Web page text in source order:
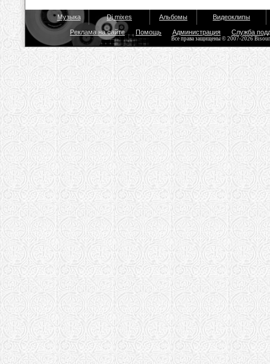
Музыка Dj mixes Альбомы Видеоклипы
Реклама на сайте Помощь Администрация Служба
Все права защищены © 2007-2026